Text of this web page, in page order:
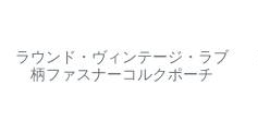
ラウンド・ヴィンテージ・ラブ
柄ファスナーコルクポーチ